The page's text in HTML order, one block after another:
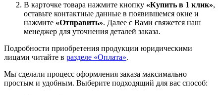
В карточке товара нажмите кнопку «Купить в 1 клик»,
оставьте контактные данные в появившемся окне и
нажмите «Отправить». Далее с Вами свяжется наш
менеджер для уточнения деталей заказа.
Подробности приобретения продукции юридическими
лицами читайте в разделе «Оплата».
Мы сделали процесс оформления заказа максимально
простым и удобным. Выберите подходящий для вас способ: